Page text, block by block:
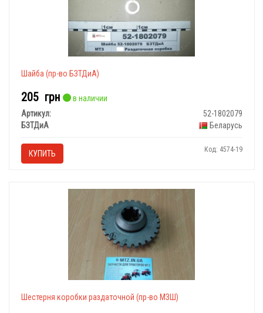
Шайба (пр-во БЗТДиА)
205 грн
в наличии
Артикул:
52-1802079
БЗТДиА
Беларусь
КУПИТЬ Код: 4574-19
Шестерня коробки раздаточной (пр-во МЗШ)